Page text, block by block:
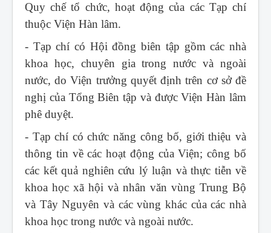
Quy chế tổ chức, hoạt động của các Tạp chí
thuộc Viện Hàn lâm.
- Tạp chí có Hội đồng biên tập gồm các nhà
khoa học, chuyên gia trong nước và ngoài
nước, do Viện trưởng quyết định trên cơ sở đề
nghị của Tổng Biên tập và được Viện Hàn lâm
phê duyệt.
- Tạp chí có chức năng công bố, giới thiệu và
thông tin về các hoạt động của Viện; công bố
các kết quả nghiên cứu lý luận và thực tiễn về
khoa học xã hội và nhân văn vùng Trung Bộ
và Tây Nguyên và các vùng khác của các nhà
khoa học trong nước và ngoài nước.